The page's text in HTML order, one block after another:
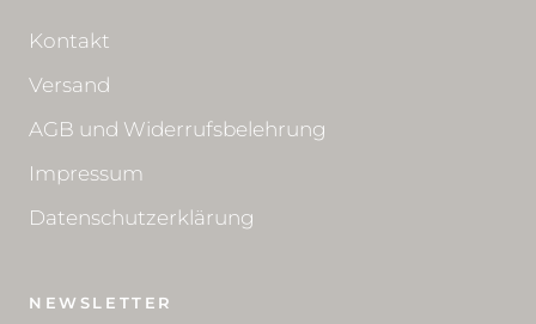
Kontakt
Versand
AGB und Widerrufsbelehrung
Impressum
Datenschutzerklärung
NEWSLETTER